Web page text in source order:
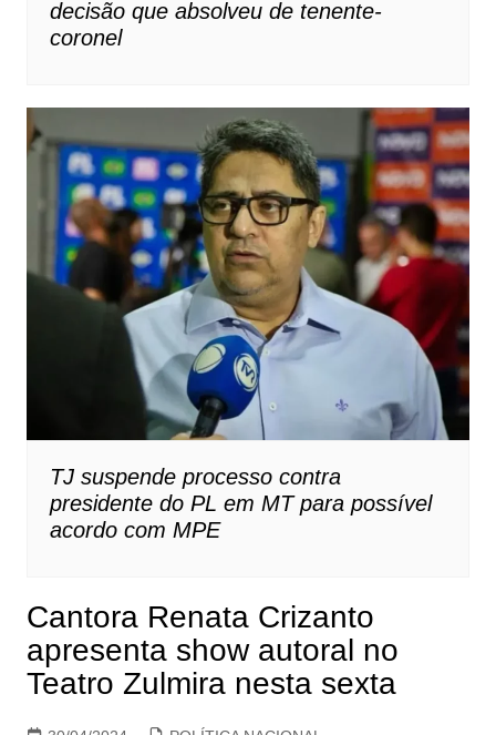
Cantora Renata Crizanto
apresenta show autoral no
Teatro Zulmira nesta sexta
decisão que absolveu de tenente-
coronel
TJ suspende processo contra
presidente do PL em MT para possível
acordo com MPE